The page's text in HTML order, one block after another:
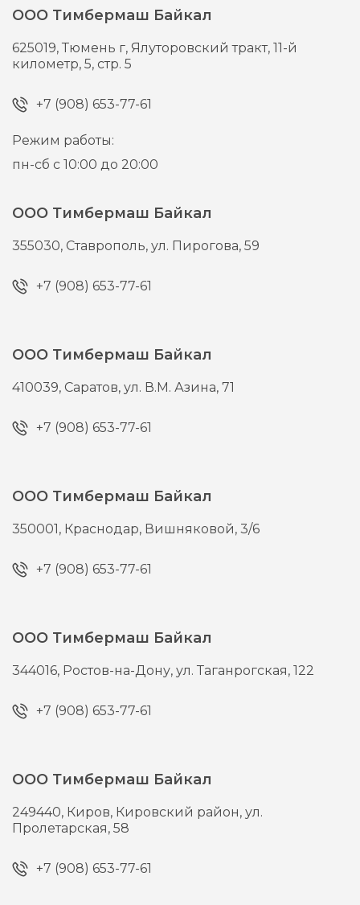
ООО Тимбермаш Байкал
625019,Тюмень г, Ялуторовский тракт, 11-й
километр, 5, стр. 5
+7 (908) 653-77-61
Режим работы:
пн-сб с 10:00 до 20:00
ООО Тимбермаш Байкал
355030, Ставрополь,ул. Пирогова, 59
+7 (908) 653-77-61
ООО Тимбермаш Байкал
410039, Саратов,ул. В.М. Азина, 71
+7 (908) 653-77-61
ООО Тимбермаш Байкал
350001, Краснодар, Вишняковой, 3/6
+7 (908) 653-77-61
ООО Тимбермаш Байкал
344016, Ростов-на-Дону,ул. Таганрогская, 122
+7 (908) 653-77-61
ООО Тимбермаш Байкал
249440, Киров, Кировский район, ул.
Пролетарская, 58
+7 (908) 653-77-61